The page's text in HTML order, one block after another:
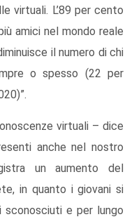
virtuali. L’89 per cento
amici nel mondo reale
il numero di chi
o spesso (22 per
virtuali – dice
anche nel nostro
un aumento del
in quanto i giovani si
e per lungo